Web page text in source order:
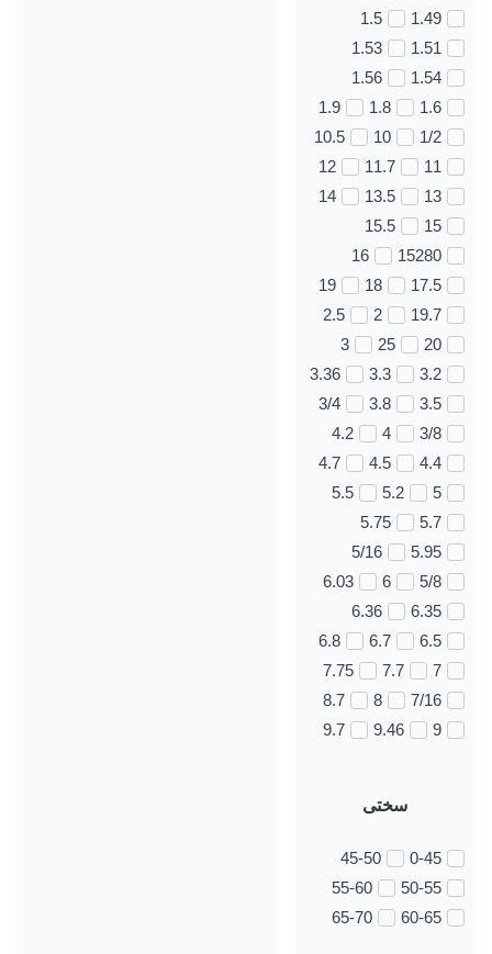
1.49
1.5
1.51
1.53
1.54
1.56
1.6
1.8
1.9
1/2
10
10.5
11
11.7
12
13
13.5
14
15
15.5
15280
16
17.5
18
19
19.7
2
2.5
20
25
3
3.2
3.3
3.36
3.5
3.8
3/4
3/8
4
4.2
4.4
4.5
4.7
5
5.2
5.5
5.7
5.75
5.95
5/16
5/8
6
6.03
6.35
6.36
6.5
6.7
6.8
7
7.7
7.75
7/16
8
8.7
9
9.46
9.7
سختی
0-45
45-50
50-55
55-60
60-65
65-70